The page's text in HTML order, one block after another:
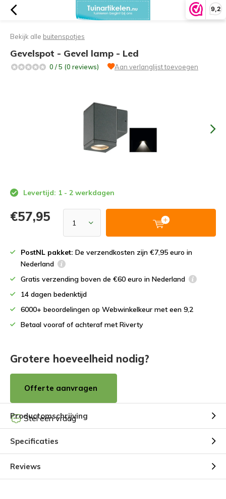
9,2
Bekijk alle buitenspotjes
Gevelspot - Gevel lamp - Led
0 / 5 (0 reviews) Aan verlanglijst toevoegen
Levertijd: 1 - 2 werkdagen
€57,95
PostNL pakket: De verzendkosten zijn €7,95 euro in
Nederland
Gratis verzending boven de €60 euro in Nederland
14 dagen bedenktijd
6000+ beoordelingen op Webwinkelkeur met een 9,2
Betaal vooraf of achteraf met Riverty
Grotere hoeveelheid nodig?
Offerte aanvragen
Stel een vraag
Productomschrijving
Specificaties
Reviews